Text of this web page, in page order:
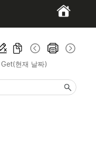
Get(현재 날짜)